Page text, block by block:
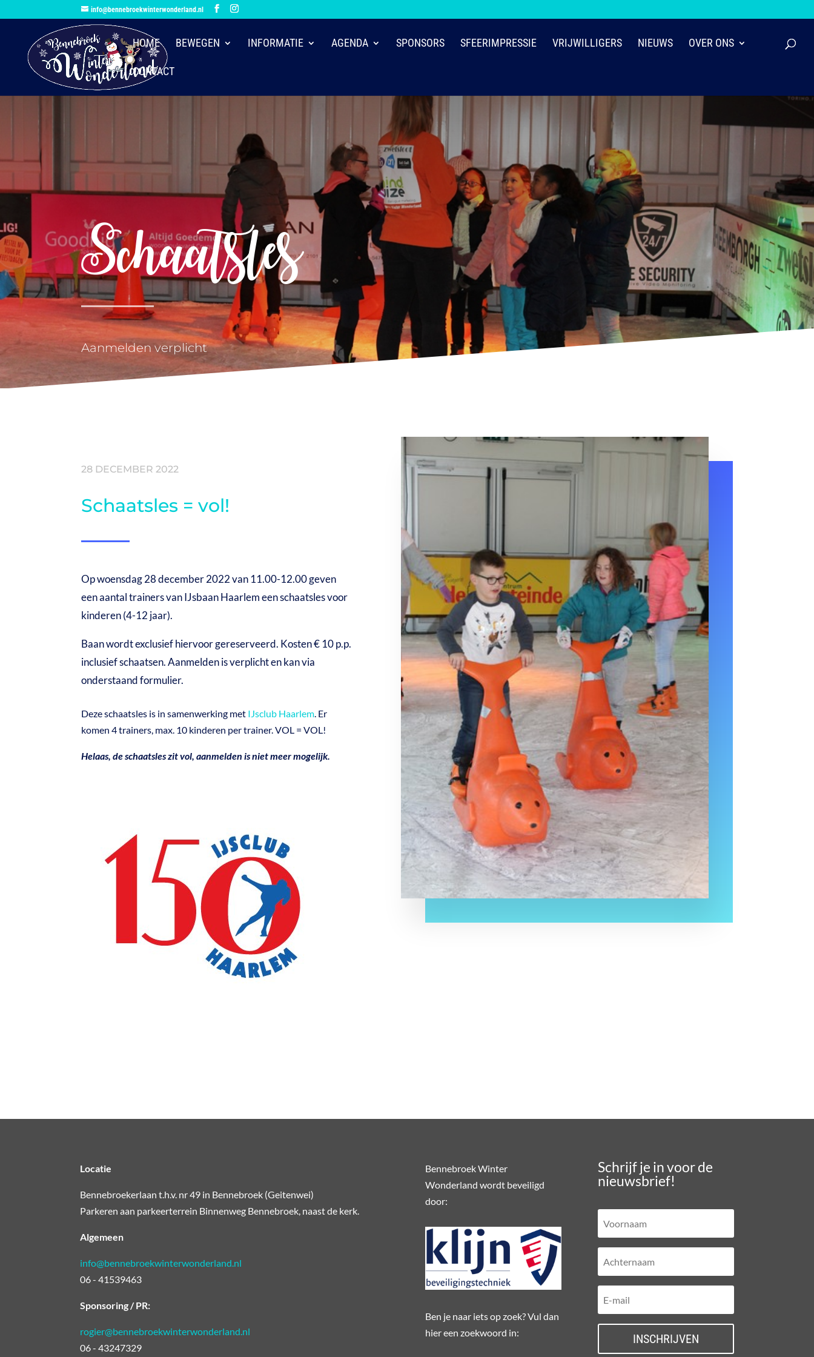
info@bennebroekwinterwonderland.nl
HOME BEWEGEN INFORMATIE AGENDA SPONSORS SFEERIMPRESSIE VRIJWILLIGERS NIEUWS OVER ONS
CONTACT
Schaatsles
Aanmelden verplicht
28 DECEMBER 2022
Schaatsles = vol!
Op woensdag 28 december 2022 van 11.00-12.00 geven
een aantal trainers van IJsbaan Haarlem een schaatsles voor
kinderen (4-12 jaar).
Baan wordt exclusief hiervoor gereserveerd. Kosten € 10 p.p.
inclusief schaatsen. Aanmelden is verplicht en kan via
onderstaand formulier.
Deze schaatsles is in samenwerking met IJsclub Haarlem. Er
komen 4 trainers, max. 10 kinderen per trainer. VOL = VOL!
Helaas, de schaatsles zit vol, aanmelden is niet meer mogelijk.
Locatie
Bennebroekerlaan t.h.v. nr 49 in Bennebroek (Geitenwei)
Parkeren aan parkeerterrein Binnenweg Bennebroek, naast de kerk.
Algemeen
info@bennebroekwinterwonderland.nl
06 - 41539463
Sponsoring / PR:
rogier@bennebroekwinterwonderland.nl
06 - 43247329
Bennebroek Winter
Wonderland wordt beveiligd
door:
Ben je naar iets op zoek? Vul dan
hier een zoekwoord in:
Schrijf je in voor de
nieuwsbrief!
INSCHRIJVEN